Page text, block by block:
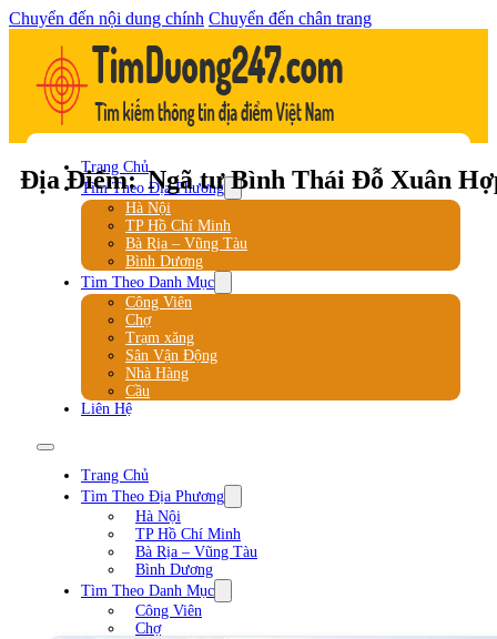
Chuyển đến nội dung chính Chuyển đến chân trang
Trang Chủ
Tìm Theo Địa Phương
Hà Nội
TP Hồ Chí Minh
Bà Rịa – Vũng Tàu
Bình Dương
Tìm Theo Danh Mục
Công Viên
Chợ
Trạm xăng
Sân Vận Động
Nhà Hàng
Cầu
Liên Hệ
Trang Chủ
Tìm Theo Địa Phương
Hà Nội
TP Hồ Chí Minh
Bà Rịa – Vũng Tàu
Bình Dương
Tìm Theo Danh Mục
Công Viên
Chợ
Địa Điểm: Ngã tư Bình Thái Đỗ Xuân